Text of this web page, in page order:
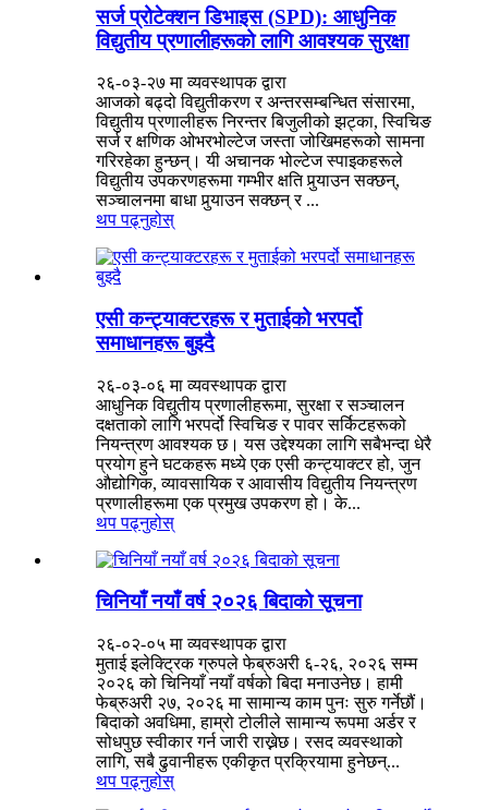
सर्ज प्रोटेक्शन डिभाइस (SPD): आधुनिक
विद्युतीय प्रणालीहरूको लागि आवश्यक सुरक्षा
२६-०३-२७ मा व्यवस्थापक द्वारा
आजको बढ्दो विद्युतीकरण र अन्तरसम्बन्धित संसारमा,
विद्युतीय प्रणालीहरू निरन्तर बिजुलीको झट्का, स्विचिङ
सर्ज र क्षणिक ओभरभोल्टेज जस्ता जोखिमहरूको सामना
गरिरहेका हुन्छन्। यी अचानक भोल्टेज स्पाइकहरूले
विद्युतीय उपकरणहरूमा गम्भीर क्षति पुर्‍याउन सक्छन्,
सञ्चालनमा बाधा पुर्‍याउन सक्छन् र ...
थप पढ्नुहोस्
एसी कन्ट्याक्टरहरू र मुताईको भरपर्दो
समाधानहरू बुझ्दै
२६-०३-०६ मा व्यवस्थापक द्वारा
आधुनिक विद्युतीय प्रणालीहरूमा, सुरक्षा र सञ्चालन
दक्षताको लागि भरपर्दो स्विचिङ र पावर सर्किटहरूको
नियन्त्रण आवश्यक छ। यस उद्देश्यका लागि सबैभन्दा धेरै
प्रयोग हुने घटकहरू मध्ये एक एसी कन्ट्याक्टर हो, जुन
औद्योगिक, व्यावसायिक र आवासीय विद्युतीय नियन्त्रण
प्रणालीहरूमा एक प्रमुख उपकरण हो। के...
थप पढ्नुहोस्
चिनियाँ नयाँ वर्ष २०२६ बिदाको सूचना
२६-०२-०५ मा व्यवस्थापक द्वारा
मुताई इलेक्ट्रिक ग्रुपले फेब्रुअरी ६-२६, २०२६ सम्म
२०२६ को चिनियाँ नयाँ वर्षको बिदा मनाउनेछ। हामी
फेब्रुअरी २७, २०२६ मा सामान्य काम पुनः सुरु गर्नेछौं।
बिदाको अवधिमा, हाम्रो टोलीले सामान्य रूपमा अर्डर र
सोधपुछ स्वीकार गर्न जारी राख्नेछ। रसद व्यवस्थाको
लागि, सबै ढुवानीहरू एकीकृत प्रक्रियामा हुनेछन्...
थप पढ्नुहोस्